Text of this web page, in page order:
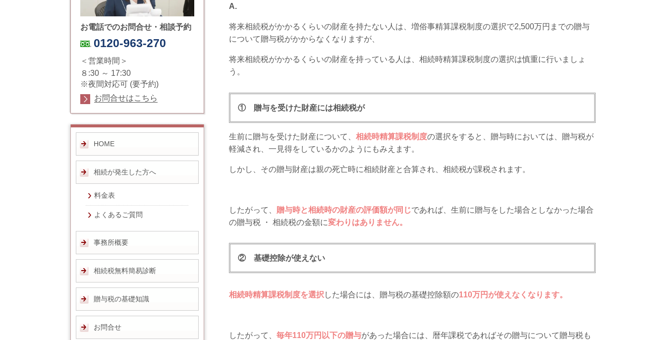
A.
将来相続税がかかるくらいの財産を持たない人は、増俗事精算課税制度の選択で2,500万円までの贈与
について贈与税がかからなくなりますが、
将来相続税がかかるくらいの財産を持っている人は、相続時精算課税制度の選択は慎重に行いましょ
う。
① 贈与を受けた財産には相続税が
生前に贈与を受けた財産について、 相続時精算課税制度の選択をすると、贈与時においては、贈与税が
軽減され、一見得をしているかのようにもみえます。
しかし、その贈与財産は親の死亡時に相続財産と合算され、相続税が課税されます。
したがって、 贈与時と相続時の財産の評価額が同じであれば、生前に贈与をした場合としなかった場合
の贈与税 ・ 相続税の金額に変わりはありません。
② 基礎控除が使えない
相続時精算課税制度を選択 した場合には、贈与税の基礎控除額の110万円が使えなくなります。
したがって、 毎年110万円以下の贈与があった場合には、暦年課税であればその贈与について贈与税も
お電話でのお問合せ・相談予約
0120-963-270
＜営業時間＞
８:30 ～ 17:30
※夜間対応可 (要予約)
お問合せはこちら
HOME
相続が発生した方へ
料金表
よくあるご質問
事務所概要
相続税無料簡易診断
贈与税の基礎知識
お問合せ